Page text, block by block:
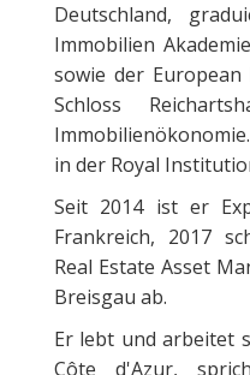
Deutschland,
Immobilien
sowie der European
Schloss
in der Royal
Seit 2014 ist er
Frankreich, 2017
Real Estate Asset
Breisgau ab.
Er lebt und arbeitet
Côte d'Azur,